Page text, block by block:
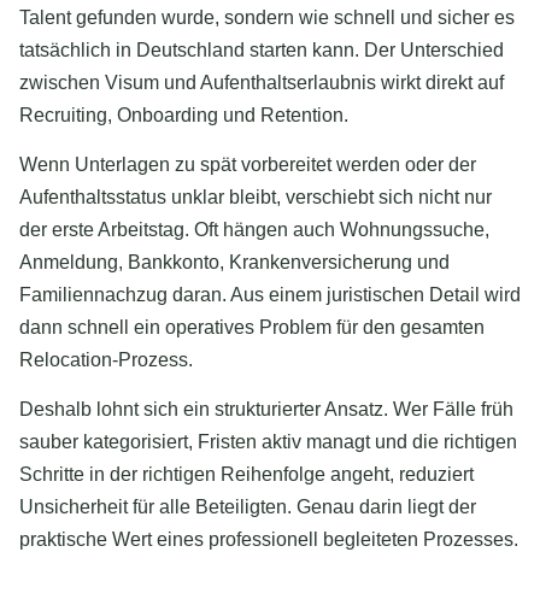
Talent gefunden wurde, sondern wie schnell und sicher es
tatsächlich in Deutschland starten kann. Der Unterschied
zwischen Visum und Aufenthaltserlaubnis wirkt direkt auf
Recruiting, Onboarding und Retention.
Wenn Unterlagen zu spät vorbereitet werden oder der
Aufenthaltsstatus unklar bleibt, verschiebt sich nicht nur
der erste Arbeitstag. Oft hängen auch Wohnungssuche,
Anmeldung, Bankkonto, Krankenversicherung und
Familiennachzug daran. Aus einem juristischen Detail wird
dann schnell ein operatives Problem für den gesamten
Relocation-Prozess.
Deshalb lohnt sich ein strukturierter Ansatz. Wer Fälle früh
sauber kategorisiert, Fristen aktiv managt und die richtigen
Schritte in der richtigen Reihenfolge angeht, reduziert
Unsicherheit für alle Beteiligten. Genau darin liegt der
praktische Wert eines professionell begleiteten Prozesses.